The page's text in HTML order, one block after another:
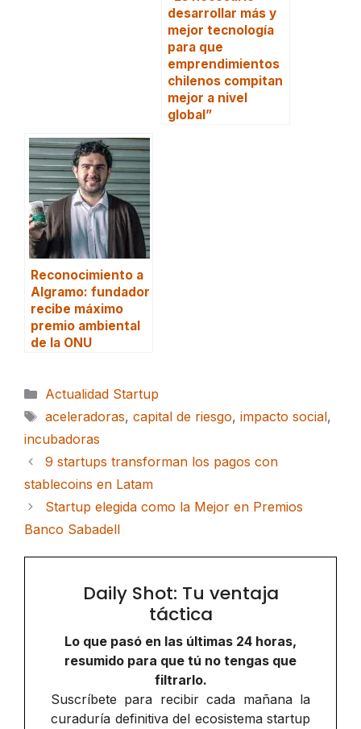
desarrollar más y
mejor tecnología
para que
emprendimientos
chilenos compitan
mejor a nivel
global”
Reconocimiento a
Algramo: fundador
recibe máximo
premio ambiental
de la ONU
Categorías
Actualidad Startup
Etiquetas
aceleradoras, capital de riesgo, impacto social,
incubadoras
9 startups transforman los pagos con
stablecoins en Latam
Startup elegida como la Mejor en Premios
Banco Sabadell
Daily Shot: Tu ventaja
táctica
Lo que pasó en las últimas 24 horas,
resumido para que tú no tengas que
filtrarlo.
Suscríbete para recibir cada mañana la
curaduría definitiva del ecosistema startup